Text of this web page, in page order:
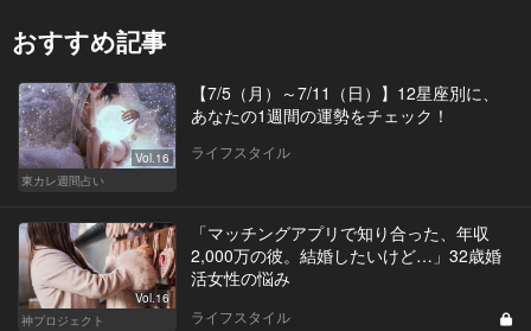
おすすめ記事
Vol.16
東カレ週間占い
【7/5（月）～7/11（日）】12星座別に、
あなたの1週間の運勢をチェック！
ライフスタイル
Vol.16
神プロジェクト
「マッチングアプリで知り合った、年収
2,000万の彼。結婚したいけど…」32歳婚
活女性の悩み
ライフスタイル